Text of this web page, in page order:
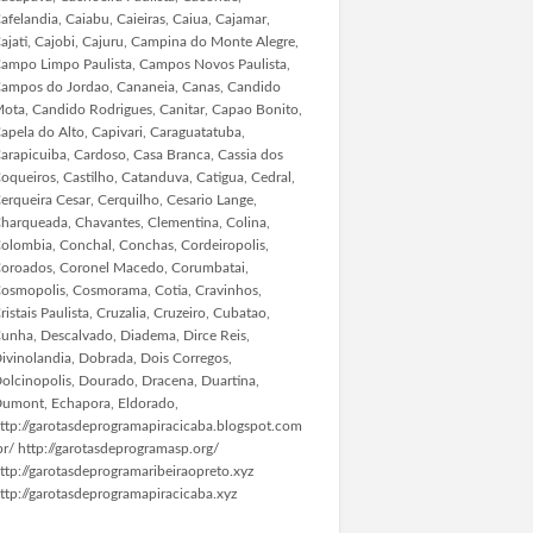
Caiabu, Caieiras, Caiua, Cajamar,
Cajobi, Cajuru, Campina do Monte Alegre,
Limpo Paulista, Campos Novos Paulista,
do Jordao, Cananeia, Canas, Candido
Candido Rodrigues, Canitar, Capao Bonito,
do Alto, Capivari, Caraguatatuba,
Cardoso, Casa Branca, Cassia dos
Castilho, Catanduva, Catigua, Cedral,
Cesar, Cerquilho, Cesario Lange,
Chavantes, Clementina, Colina,
Conchal, Conchas, Cordeiropolis,
Coronel Macedo, Corumbatai,
Cosmorama, Cotia, Cravinhos,
Paulista, Cruzalia, Cruzeiro, Cubatao,
Descalvado, Diadema, Dirce Reis,
Dobrada, Dois Corregos,
Dourado, Dracena, Duartina,
Echapora, Eldorado,
garotasdeprogramapiracicaba.blogspot.com
http://garotasdeprogramasp.org/
garotasdeprogramaribeiraopreto.xyz
garotasdeprogramapiracicaba.xyz